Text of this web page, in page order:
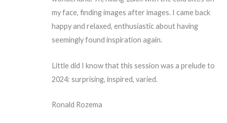
my face, finding images after images. I came back
happy and relaxed, enthusiastic about having
seemingly found inspiration again.
Little did I know that this session was a prelude to
2024: surprising, inspired, varied.
Ronald Rozema